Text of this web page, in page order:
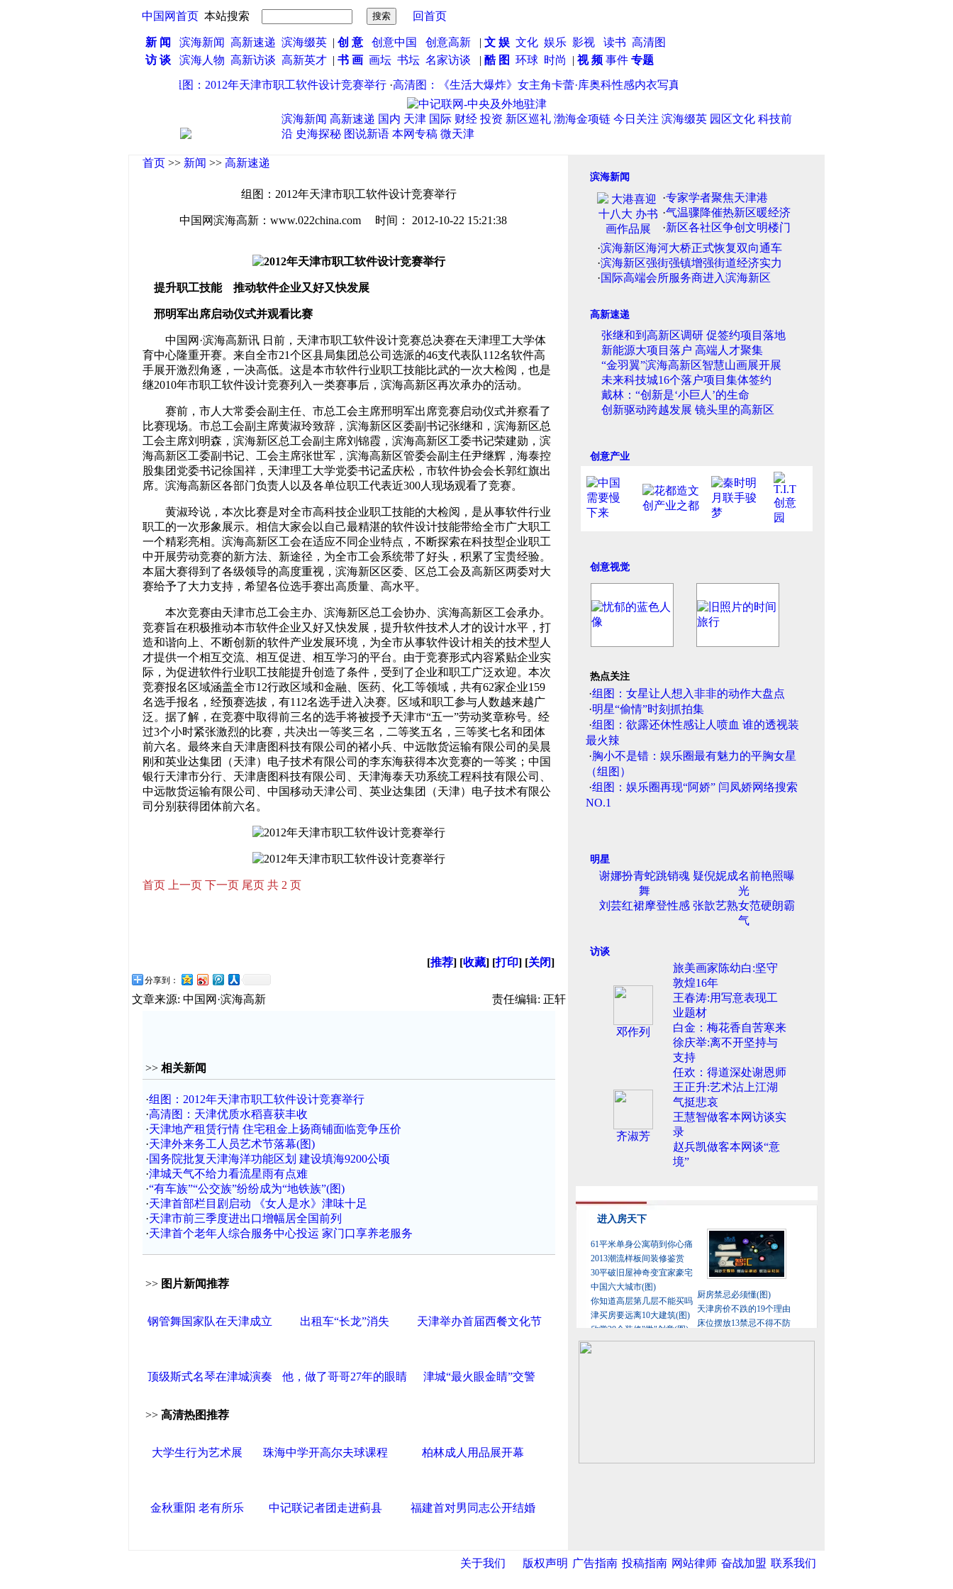
中国网首页 本站搜索 回首页
新 闻 滨海新闻 高新速递 滨海缀英| 创 意 创意中国 创意高新 | 文 娱 文化 娱乐 影视 读书 高清图
访 谈
滨海人物 高新访谈 高新英才 | 书 画 画坛 书坛 名家访谈 | 酷 图 环球 时尚 | 视 频事件 专题
组图：2012年天津市职工软件设计竞赛举行·高清图：《生活大爆炸》女主角卡蕾·库奥科性感内衣写真·天津：大货突然侧翻砸坏隔离带 交通受影响（图）
滨海新闻 高新速递 国内 天津 国际 财经 投资 新区巡礼 渤海金项链 今日关注 滨海缀英 园区文化 科技前
沿 史海探秘 图说新语 本网专稿 微天津
首页 >> 新闻 >> 高新速递
组图：2012年天津市职工软件设计竞赛举行
中国网滨海高新：www.022china.com 时间： 2012-10-22 15:21:38
提升职工技能 推动软件企业又好又快发展
邢明军出席启动仪式并观看比赛
中国网·滨海高新讯 日前，天津市职工软件设计竞赛总决赛在天津理工大学体
育中心隆重开赛。来自全市21个区县局集团总公司选派的46支代表队112名软件高
手展开激烈角逐，一决高低。这是本市软件行业职工技能比武的一次大检阅，也是
继2010年市职工软件设计竞赛列入一类赛事后，滨海高新区再次承办的活动。
赛前，市人大常委会副主任、市总工会主席邢明军出席竞赛启动仪式并察看了
比赛现场。市总工会副主席黄淑玲致辞，滨海新区区委副书记张继和，滨海新区总
工会主席刘明森，滨海新区总工会副主席刘锦霞，滨海高新区工委书记荣建勋，滨
海高新区工委副书记、工会主席张世军，滨海高新区管委会副主任尹继辉，海泰控
股集团党委书记徐国祥，天津理工大学党委书记孟庆松，市软件协会会长郭红旗出
席。滨海高新区各部门负责人以及各单位职工代表近300人现场观看了竞赛。
黄淑玲说，本次比赛是对全市高科技企业职工技能的大检阅，是从事软件行业
职工的一次形象展示。相信大家会以自己最精湛的软件设计技能带给全市广大职工
一个精彩亮相。滨海高新区工会在适应不同企业特点，不断探索在科技型企业职工
中开展劳动竞赛的新方法、新途径，为全市工会系统带了好头，积累了宝贵经验。
本届大赛得到了各级领导的高度重视，滨海新区区委、区总工会及高新区两委对大
赛给予了大力支持，希望各位选手赛出高质量、高水平。
本次竞赛由天津市总工会主办、滨海新区总工会协办、滨海高新区工会承办。
竞赛旨在积极推动本市软件企业又好又快发展，提升软件技术人才的设计水平，打
造和谐向上、不断创新的软件产业发展环境，为全市从事软件设计相关的技术型人
才提供一个相互交流、相互促进、相互学习的平台。由于竞赛形式内容紧贴企业实
际，为促进软件行业职工技能提升创造了条件，受到了企业和职工广泛欢迎。本次
竞赛报名区域涵盖全市12行政区域和金融、医药、化工等领域，共有62家企业159
名选手报名，经预赛选拔，有112名选手进入决赛。区域和职工参与人数越来越广
泛。据了解，在竞赛中取得前三名的选手将被授予天津市“五一”劳动奖章称号。经
过3个小时紧张激烈的比赛，共决出一等奖三名，二等奖五名，三等奖七名和团体
前六名。最终来自天津唐图科技有限公司的褚小兵、中远散货运输有限公司的吴晨
刚和英业达集团（天津）电子技术有限公司的李东海获得本次竞赛的一等奖；中国
银行天津市分行、天津唐图科技有限公司、天津海泰天功系统工程科技有限公司、
中远散货运输有限公司、中国移动天津公司、英业达集团（天津）电子技术有限公
司分别获得团体前六名。
首页 上一页 下一页 尾页 共 2 页
[推荐] [收藏] [打印] [关闭]
分享到：
文章来源: 中国网·滨海高新 责任编辑: 正轩
>> 相关新闻
·组图：2012年天津市职工软件设计竞赛举行
·高清图：天津优质水稻喜获丰收
·天津地产租赁行情 住宅租金上扬商铺面临竞争压价
·天津外来务工人员艺术节落幕(图)
·国务院批复天津海洋功能区划 建设填海9200公顷
·津城天气不给力看流星雨有点难
·“有车族”“公交族”纷纷成为“地铁族”(图)
·天津首部栏目剧启动 《女人是水》津味十足
·天津市前三季度进出口增幅居全国前列
·天津首个老年人综合服务中心投运 家门口享养老服务
>> 图片新闻推荐
钢管舞国家队在天津成立 出租车“长龙”消失 天津举办首届西餐文化节
顶级斯式名琴在津城演奏 他，做了哥哥27年的眼睛 津城“最火眼金睛”交警
>> 高清热图推荐
大学生行为艺术展 珠海中学开高尔夫球课程 柏林成人用品展开幕
金秋重阳 老有所乐 中记联记者团走进蓟县 福建首对男同志公开结婚
滨海新闻
·专家学者聚焦天津港
·气温骤降催热新区暖经济
·新区各社区争创文明楼门
·滨海新区海河大桥正式恢复双向通车
·滨海新区强街强镇增强街道经济实力
·国际高端会所服务商进入滨海新区
高新速递
张继和到高新区调研 促签约项目落地
新能源大项目落户 高端人才聚集
“金羽翼”滨海高新区智慧山画展开展
未来科技城16个落户项目集体签约
戴林：“创新是‘小巨人’的生命
创新驱动跨越发展 镜头里的高新区
创意产业
创意视觉
热点关注
·组图：女星让人想入非非的动作大盘点
·明星“偷情”时刻抓拍集
·组图：欲露还休性感让人喷血 谁的透视装
最火辣
·胸小不是错：娱乐圈最有魅力的平胸女星
（组图）
·组图：娱乐圈再现“阿娇” 闫凤娇网络搜索
NO.1
明星
谢娜扮青蛇跳销魂
舞
疑倪妮成名前艳照曝
光
刘芸红裙摩登性感 张歆艺熟女范硬朗霸
气
访谈
邓作列
旅美画家陈幼白:坚守
敦煌16年
王春涛:用写意表现工
业题材
白金：梅花香自苦寒来
徐庆举:离不开坚持与
支持
齐淑芳
任欢：得道深处谢恩师
王正升:艺术沾上江湖
气挺悲哀
王慧智做客本网访谈实
录
赵兵凯做客本网谈“意
境”
关于我们 版权声明 广告指南 投稿指南 网站律师 奋战加盟 联系我们